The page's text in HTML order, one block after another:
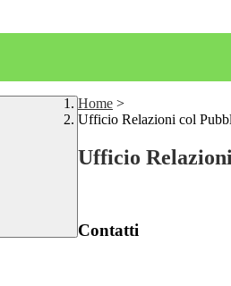
Home >
Ufficio Relazioni col
Ufficio
Contatti